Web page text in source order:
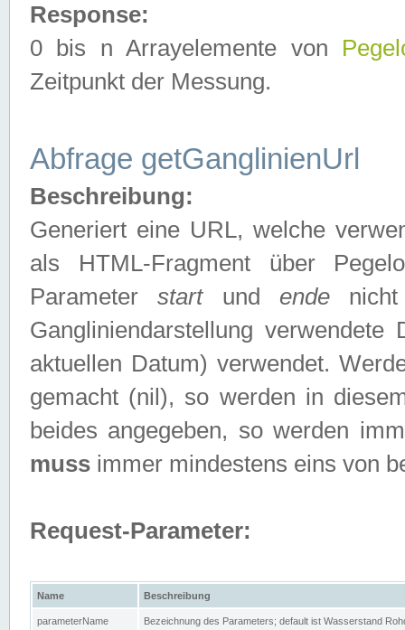
Response:
0 bis n Arrayelemente von
Zeitpunkt der Messung.
Abfrage getGanglinienUrl
Beschreibung:
Generiert eine URL, welche
als HTML-Fragment über
Parameterstartund endenicht
Gangliniendarstellung
aktuellen Datum) verwendet.
gemacht (nil), so werden in
beides angegeben, so werden
muss immer mindestens eins von
Request-Parameter:
Name Beschreibung
parameterName Bezeichnung des Parameters; default ist Wasserstand